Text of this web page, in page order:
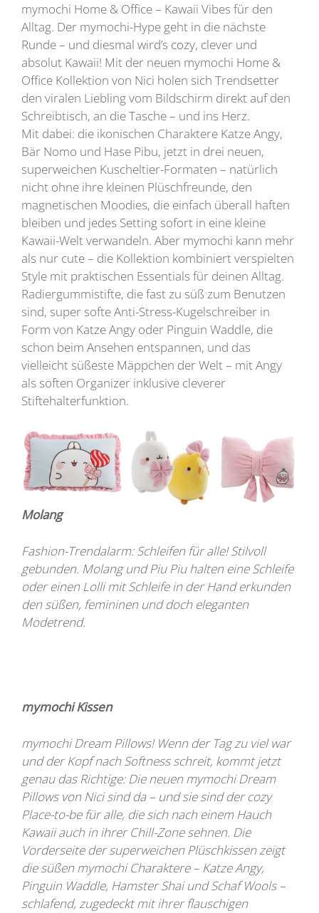
mymochi Home & Office – Kawaii Vibes für den
Alltag. Der mymochi-Hype geht in die nächste
Runde – und diesmal wird’s cozy, clever und
absolut Kawaii! Mit der neuen mymochi Home &
Office Kollektion von Nici holen sich Trendsetter
den viralen Liebling vom Bildschirm direkt auf den
Schreibtisch, an die Tasche – und ins Herz.
Mit dabei: die ikonischen Charaktere Katze Angy,
Bär Nomo und Hase Pibu, jetzt in drei neuen,
superweichen Kuscheltier-Formaten – natürlich
nicht ohne ihre kleinen Plüschfreunde, den
magnetischen Moodies, die einfach überall haften
bleiben und jedes Setting sofort in eine kleine
Kawaii-Welt verwandeln. Aber mymochi kann mehr
als nur cute – die Kollektion kombiniert verspielten
Style mit praktischen Essentials für deinen Alltag.
Radiergummistifte, die fast zu süß zum Benutzen
sind, super softe Anti-Stress-Kugelschreiber in
Form von Katze Angy oder Pinguin Waddle, die
schon beim Ansehen entspannen, und das
vielleicht süßeste Mäppchen der Welt – mit Angy
als soften Organizer inklusive cleverer
Stiftehalterfunktion.
Molang
Fashion-Trendalarm: Schleifen für alle! Stilvoll
gebunden. Molang und Piu Piu halten eine Schleife
oder einen Lolli mit Schleife in der Hand erkunden
den süßen, femininen und doch eleganten
Modetrend.
mymochi Kissen
mymochi Dream Pillows! Wenn der Tag zu viel war
und der Kopf nach Softness schreit, kommt jetzt
genau das Richtige: Die neuen mymochi Dream
Pillows von Nici sind da – und sie sind der cozy
Place-to-be für alle, die sich nach einem Hauch
Kawaii auch in ihrer Chill-Zone sehnen. Die
Vorderseite der superweichen Plüschkissen zeigt
die süßen mymochi Charaktere – Katze Angy,
Pinguin Waddle, Hamster Shai und Schaf Wools –
schlafend, zugedeckt mit ihrer flauschigen